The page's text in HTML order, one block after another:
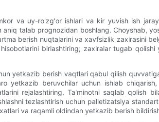
va uy-ro'zg'or ishlari va kir yuvish ish
talab prognozidan boshlang. Choyshab,
berish nuqtalarini va xavfsizlik zaxirasini
birlashtiring; zaxiralar tugab
yetkazib berish vaqtlari qabul qilish
yetkazib beruvchilar uchun ishlab
rejalashtiring. Ta'minotni saqlab qolish
tezlashtirish uchun palletizatsiya
va raqamli oldindan yetkazib berish